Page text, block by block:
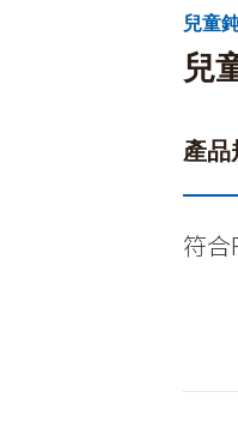
兒童
兒
產品
符合